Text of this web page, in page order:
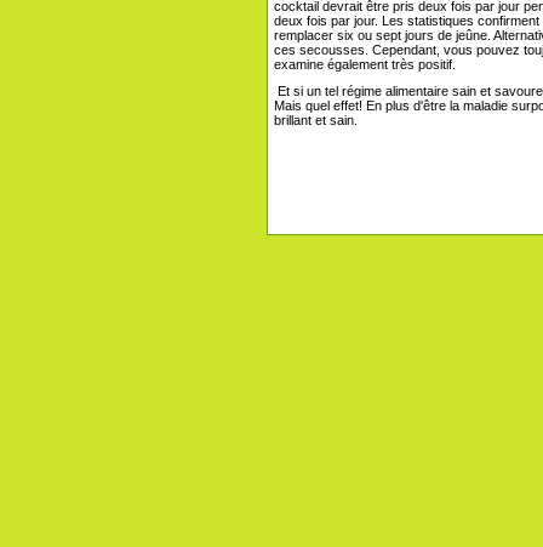
cocktail devrait être pris deux fois par jour
deux fois par jour. Les statistiques
remplacer six ou sept jours de jeûne.
ces secousses. Cependant, vous pouvez
examine également très positif.
Et si un tel régime alimentaire sain et
Mais quel effet! En plus d'être la maladie
brillant et sain.